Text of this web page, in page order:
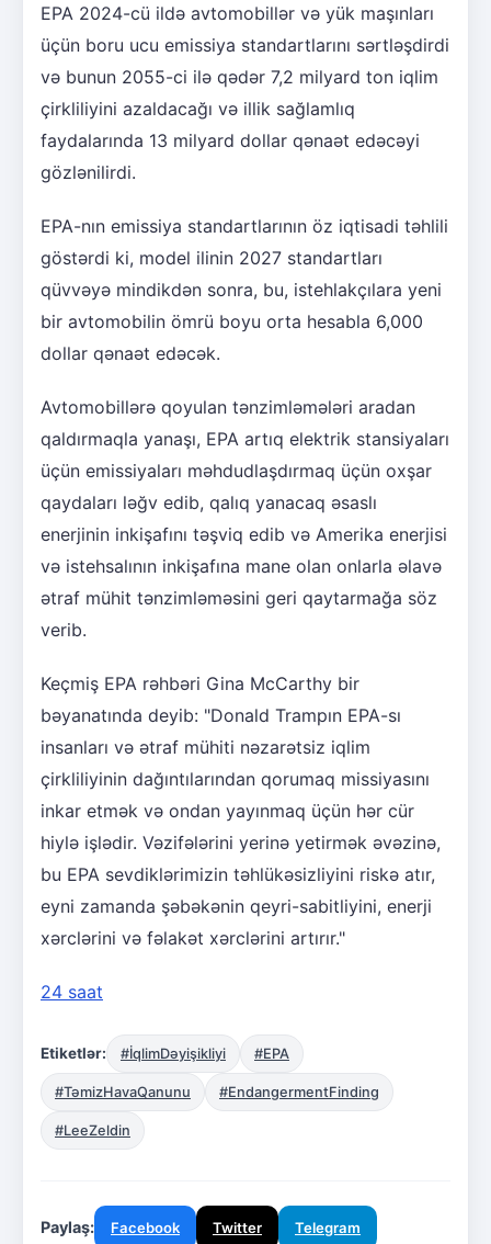
EPA 2024-cü ildə avtomobillər və yük maşınları
üçün boru ucu emissiya standartlarını sərtləşdirdi
və bunun 2055-ci ilə qədər 7,2 milyard ton iqlim
çirkliliyini azaldacağı və illik sağlamlıq
faydalarında 13 milyard dollar qənaət edəcəyi
gözlənilirdi.
EPA-nın emissiya standartlarının öz iqtisadi təhlili
göstərdi ki, model ilinin 2027 standartları
qüvvəyə mindikdən sonra, bu, istehlakçılara yeni
bir avtomobilin ömrü boyu orta hesabla 6,000
dollar qənaət edəcək.
Avtomobillərə qoyulan tənzimləmələri aradan
qaldırmaqla yanaşı, EPA artıq elektrik stansiyaları
üçün emissiyaları məhdudlaşdırmaq üçün oxşar
qaydaları ləğv edib, qalıq yanacaq əsaslı
enerjinin inkişafını təşviq edib və Amerika enerjisi
və istehsalının inkişafına mane olan onlarla əlavə
ətraf mühit tənzimləməsini geri qaytarmağa söz
verib.
Keçmiş EPA rəhbəri Gina McCarthy bir
bəyanatında deyib: "Donald Trampın EPA-sı
insanları və ətraf mühiti nəzarətsiz iqlim
çirkliliyinin dağıntılarından qorumaq missiyasını
inkar etmək və ondan yayınmaq üçün hər cür
hiylə işlədir. Vəzifələrini yerinə yetirmək əvəzinə,
bu EPA sevdiklərimizin təhlükəsizliyini riskə atır,
eyni zamanda şəbəkənin qeyri-sabitliyini, enerji
xərclərini və fəlakət xərclərini artırır."
24 saat
Etiketlər: #İqlimDəyişikliyi #EPA
#TəmizHavaQanunu #EndangermentFinding
#LeeZeldin
Paylaş: Facebook Twitter Telegram